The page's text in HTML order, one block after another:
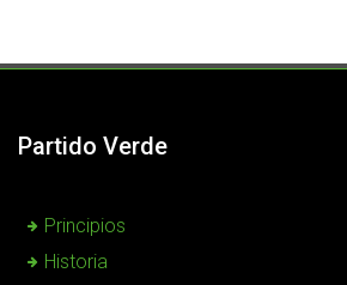
Partido Verde
Principios
Historia